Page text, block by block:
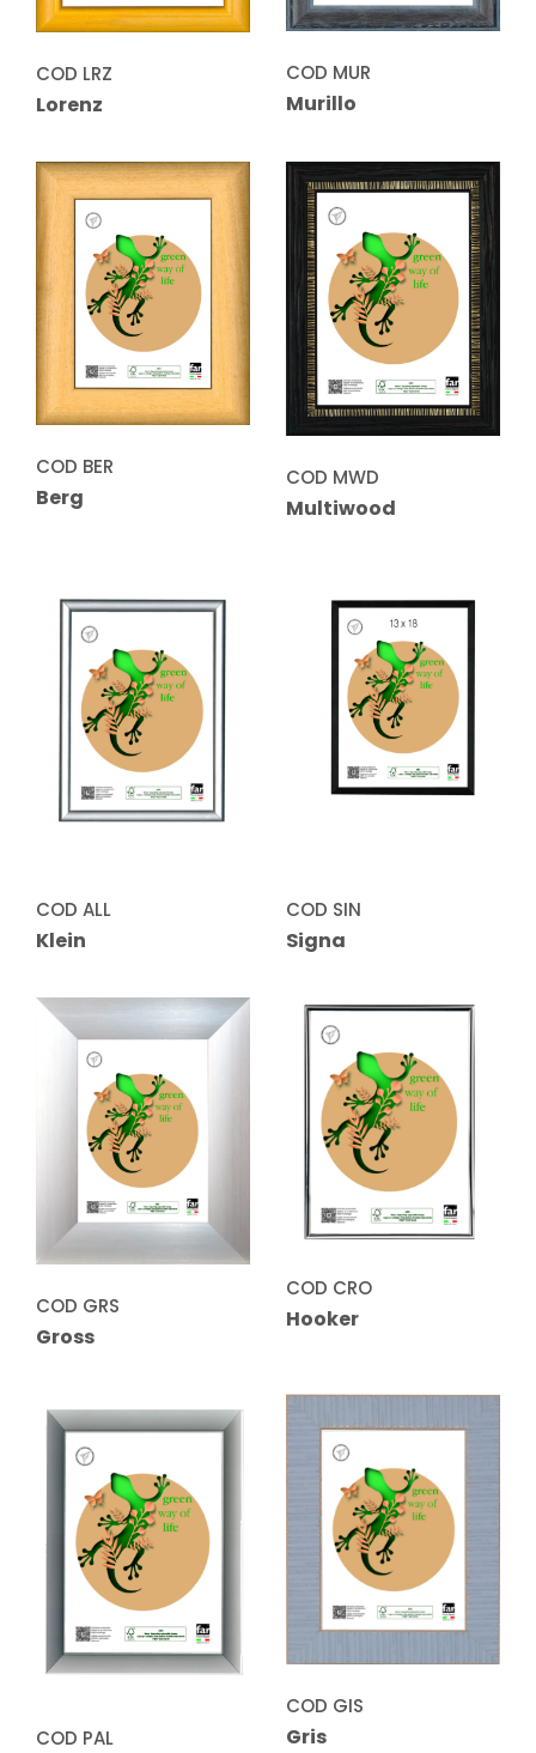
COD LRZ
Lorenz
COD MUR
Murillo
COD BER
Berg
COD MWD
Multiwood
COD ALL
Klein
COD SIN
Signa
COD GRS
Gross
COD CRO
Hooker
COD PAL
COD GIS
Gris